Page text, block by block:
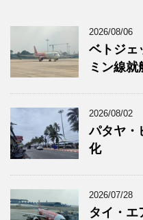
2026/08/06
ベトジェ
ミン線
2026/08/02
パタヤ・
化
2026/07/28
タイ・エ